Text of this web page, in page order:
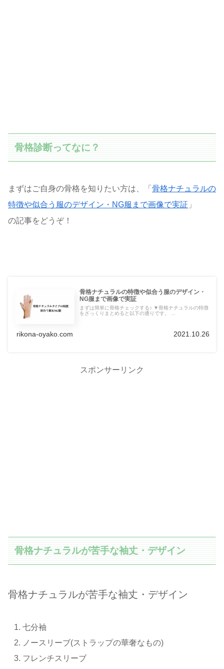
骨格診断ってなに？
まずはご自身の骨格を知りたい方は、「 骨格ナチュラルの
特徴や似合う服のデザイン・NG服まで画像で実証 」
の記事をどうぞ！
骨格ナチュラルの特徴や似合う服のデザイン・
NG服まで画像で実証
まずは簡単に骨格チェックする♪ ▼骨格ナチュラルの特徴
をざっくりまとめると以下の通りです。 ...
rikona-oyako.com 2021.10.26
スポンサーリンク
骨格ナチュラルが苦手な袖丈・デザイン
骨格ナチュラルが苦手な袖丈・デザイン
七分袖
ノースリーブ(ストラップの華奢なもの)
フレンチスリーブ